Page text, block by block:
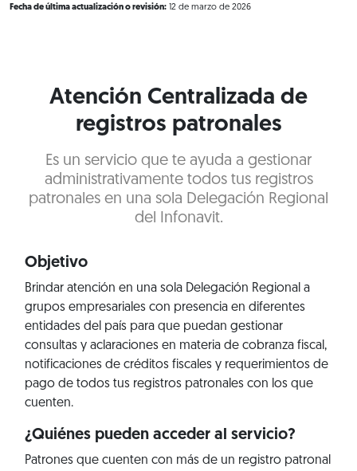
Fecha de última actualización o revisión: 12 de marzo de 2026
Atención Centralizada de
registros patronales
Es un servicio que te ayuda a gestionar
administrativamente todos tus registros
patronales en una sola Delegación Regional
del Infonavit.
Objetivo
Brindar atención en una sola Delegación Regional a
grupos empresariales con presencia en diferentes
entidades del país para que puedan gestionar
consultas y aclaraciones en materia de cobranza fiscal,
notificaciones de créditos fiscales y requerimientos de
pago de todos tus registros patronales con los que
cuenten.
¿Quiénes pueden acceder al servicio?
Patrones que cuenten con más de un registro patronal